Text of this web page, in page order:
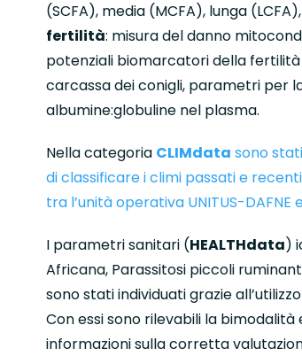
(SCFA), media (MCFA), lunga
fertilità: misura del danno
potenziali biomarcatori della fertilità
carcassa dei conigli, parametri per
albumine:globuline nel plasma.
Nella categoria CLIMdata sono
di classificare i climi passati e
tra l’unità operativa UNITUS-DAFNE
I parametri sanitari (HEALTHdata)
Africana, Parassitosi piccoli
sono stati individuati grazie
Con essi sono rilevabili la
informazioni sulla corretta